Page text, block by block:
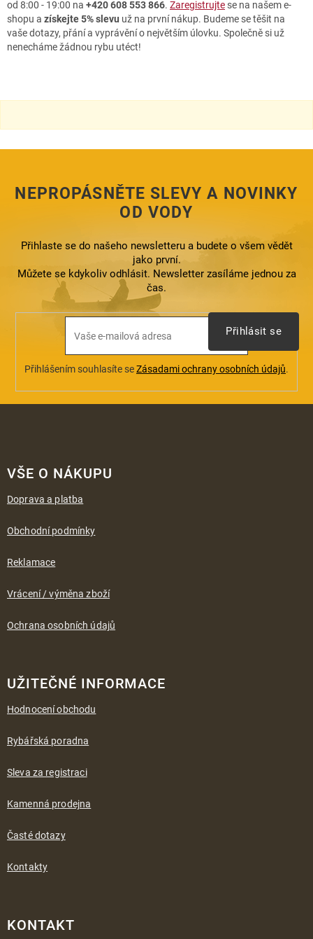
od 8:00 - 19:00 na +420 608 553 866. Zaregistrujte se na našem e-
shopu a získejte 5% slevu už na první nákup. Budeme se těšit na
vaše dotazy, přání a vyprávění o největším úlovku. Společně si už
nenecháme žádnou rybu utéct!
NEPROPÁSNĚTE SLEVY A NOVINKY
OD VODY
Přihlaste se do našeho newsletteru a budete o všem vědět
jako první.
Můžete se kdykoliv odhlásit. Newsletter zasíláme jednou za
čas.
Přihlášením souhlasíte seZásadami ochrany osobních údajů.
Přihlásit se
VŠE O NÁKUPU
Doprava a platba
Obchodní podmínky
Reklamace
Vrácení / výměna zboží
Ochrana osobních údajů
UŽITEČNÉ INFORMACE
Hodnocení obchodu
Rybářská poradna
Sleva za registraci
Kamenná prodejna
Časté dotazy
Kontakty
KONTAKT